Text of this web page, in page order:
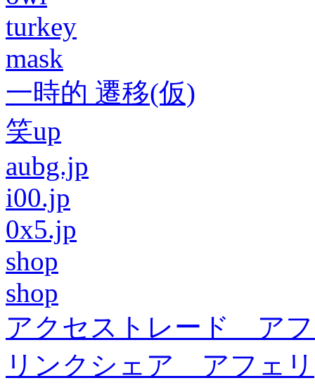
turkey
mask
一時的 遷移(仮)
笑up
aubg.jp
i00.jp
0x5.jp
shop
shop
アクセストレード ア
リンクシェア アフェリ